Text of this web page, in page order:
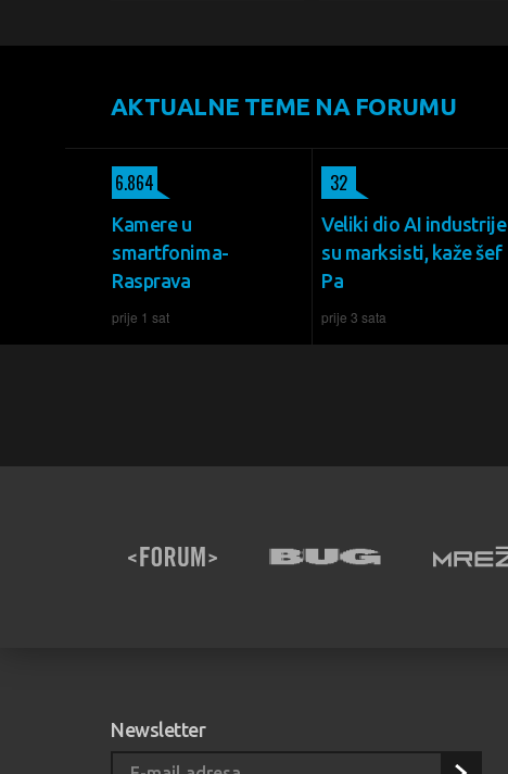
AKTUALNE TEME NA FORUMU
Kamere u
smartfonima-
Rasprava
prije 1 sat
6.864
Veliki dio AI industrije
su marksisti, kaže šef
Pa
prije 3 sata
32
Newsletter